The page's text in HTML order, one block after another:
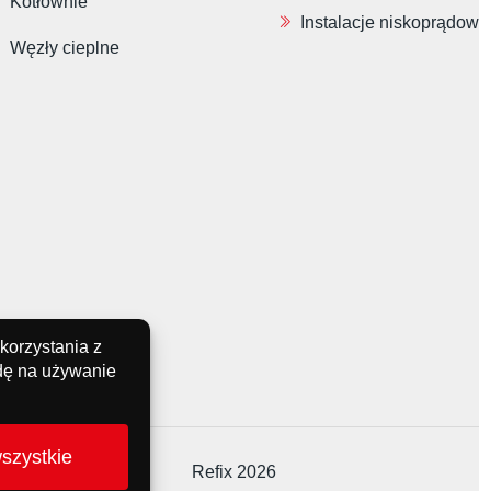
Węzły cieplne
Instalacje
Refix 2026